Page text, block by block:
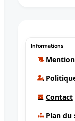
Informations
Contact
Plan du